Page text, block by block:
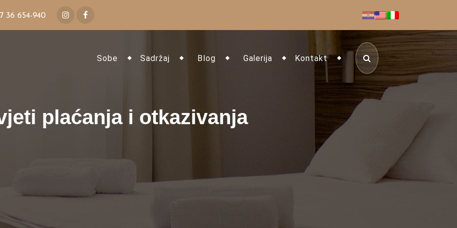
36 654-940
Sobe Sadržaj Blog Galerija Kontakt
plaćanja i otkazivanja